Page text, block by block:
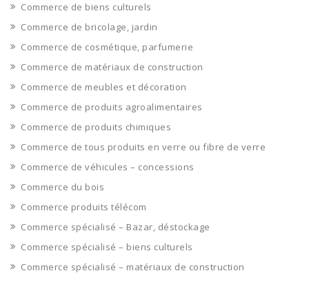
Commerce de biens culturels
Commerce de bricolage, jardin
Commerce de cosmétique, parfumerie
Commerce de matériaux de construction
Commerce de meubles et décoration
Commerce de produits agroalimentaires
Commerce de produits chimiques
Commerce de tous produits en verre ou fibre de verre
Commerce de véhicules – concessions
Commerce du bois
Commerce produits télécom
Commerce spécialisé – Bazar, déstockage
Commerce spécialisé – biens culturels
Commerce spécialisé – matériaux de construction